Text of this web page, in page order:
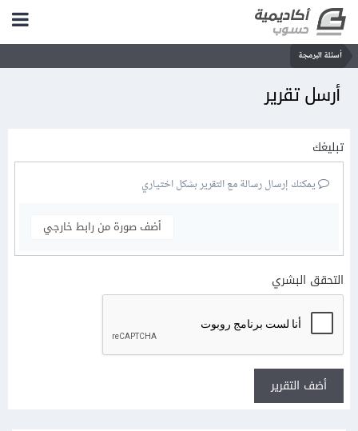
أسئلة البرمجة
أرسل تقرير
تبليغك
يمكنك إرسال رسالة مع التقرير بشكل اختياري
أضف صورة من رابط خارجي
التحقق البشري
أضف التقرير